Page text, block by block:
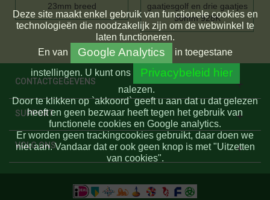
23mm breed
gaatjesgolf en drie gaatjes
30mm 928K
CONTACTGEGEVENS
SUPPORT
VOLG ONS
Deze site maakt enkel gebruik van functionele cookies en
technologieën die noodzakelijk zijn om de webwinkel te
laten functioneren.
En van Google Analytics
in toegestane
instellingen. U kunt ons Privacybeleid hier
nalezen.
Door te klikken op `akkoord` geeft u aan dat u dat gelezen
heeft en geen bezwaar heeft tegen het gebruik van
functionele cookies en Google analytics.
Er worden geen trackingcookies gebruikt, daar doen we
niet aan. Vandaar dat er ook geen knop is met "Uitzetten
van cookies".